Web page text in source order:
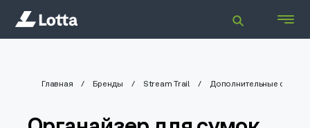
Главная Бренды Stream Trail Дополнительные